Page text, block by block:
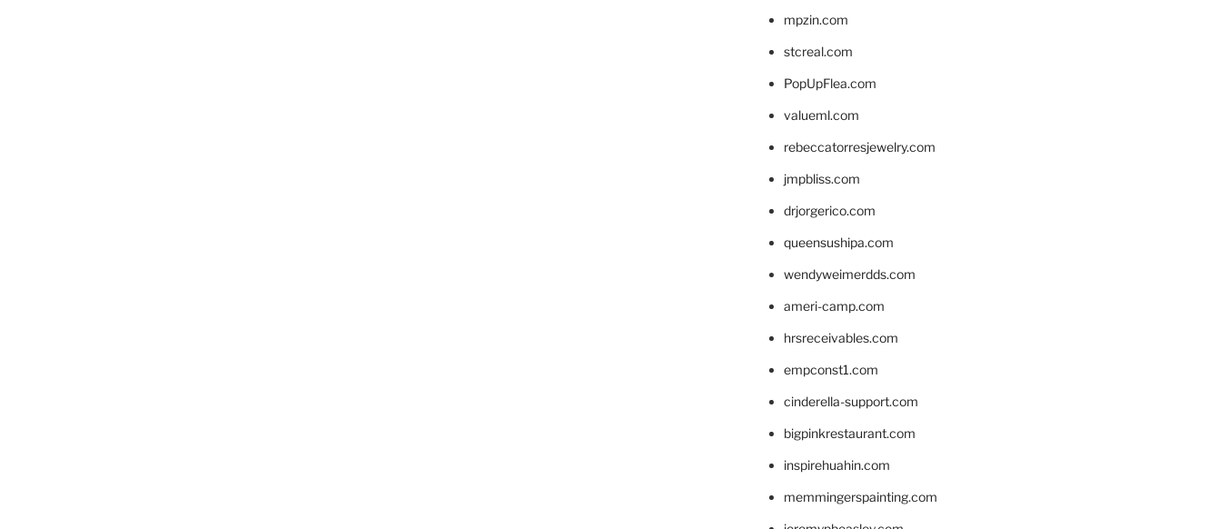
mpzin.com
stcreal.com
PopUpFlea.com
valueml.com
rebeccatorresjewelry.com
jmpbliss.com
drjorgerico.com
queensushipa.com
wendyweimerdds.com
ameri-camp.com
hrsreceivables.com
empconst1.com
cinderella-support.com
bigpinkrestaurant.com
inspirehuahin.com
memmingerspainting.com